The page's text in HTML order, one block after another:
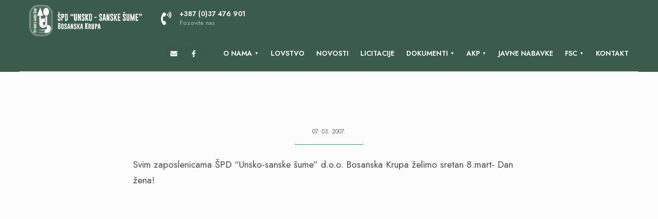
+387 (0)37 476 901
Pozovite nas
O NAMA LOVSTVO NOVOSTI LICITACIJE DOKUMENTI AKP JAVNE NABAVKE FSC KONTAKT
07. 03. 2007.
Svim zaposlenicama ŠPD “Unsko-sanske šume” d.o.o. Bosanska Krupa želimo sretan 8.mart- Dan
žena!